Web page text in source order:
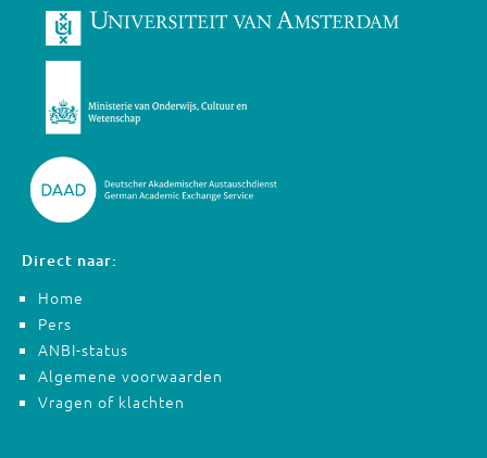
Direct naar:
Home
Pers
ANBI-status
Algemene voorwaarden
Vragen of klachten